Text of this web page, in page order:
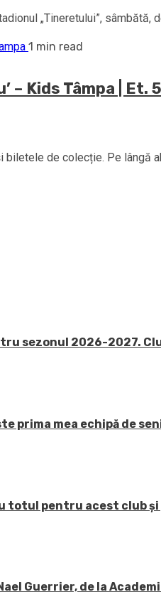
„Tineretului”, sâmbătă,
1 min read
– Kids Tâmpa | Et. 5
de colecție. Pe lângă
sezonul 2026-2027.
prima mea echipă de
totul pentru acest club
Guerrier, de la